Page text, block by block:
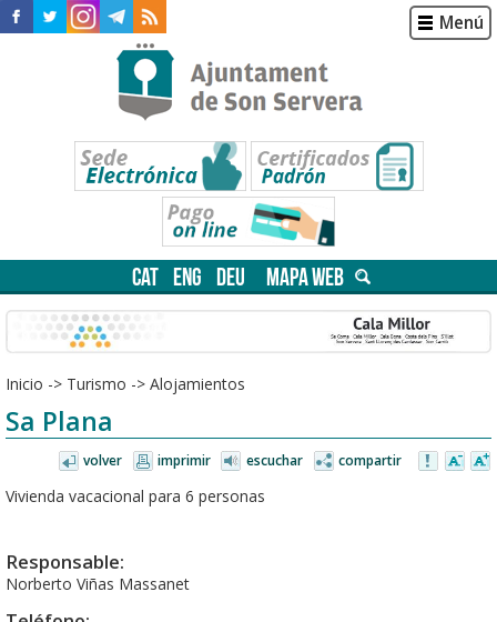
Menú
CAT ENG DEU MAPA WEB
Inicio -> Turismo -> Alojamientos
Sa Plana
volver imprimir escuchar compartir
Vivienda vacacional para 6 personas
Responsable:
Norberto Viñas Massanet